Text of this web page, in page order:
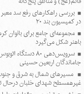
بررسی راهکارهای رفع سد
در کمیسیون بند ۲۰
مجموعه‌ای جامع برای بانوان
باهنر شکل می‌گیرد
سرویس‌دهی ۸۰
جاماندگان اربعین حسینی
مسیرهای شمال به شرق و
غیرهمسطح شهدای خلبان